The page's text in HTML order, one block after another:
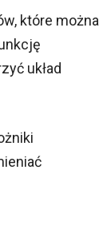
które można
układ